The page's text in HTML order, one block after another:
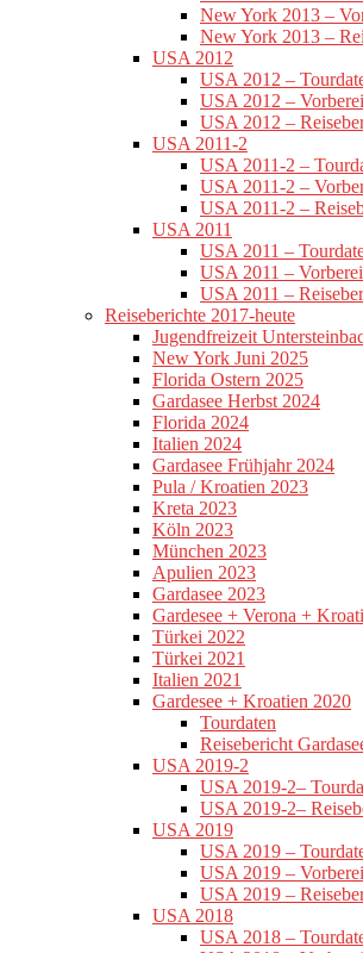
New York 2013 –
New York 2013 –
USA 2012
USA 2012 –
USA 2012 –
USA 2012 –
USA 2011-2
USA 2011-2 –
USA 2011-2 –
USA 2011-2 –
USA 2011
USA 2011 –
USA 2011 –
USA 2011 –
Reiseberichte 2017-heute
Jugendfreizeit
New York Juni 2025
Florida Ostern 2025
Gardasee Herbst 2024
Florida 2024
Italien 2024
Gardasee Frühjahr 2024
Pula / Kroatien 2023
Kreta 2023
Köln 2023
München 2023
Apulien 2023
Gardasee 2023
Gardesee + Verona +
Türkei 2022
Türkei 2021
Italien 2021
Gardesee + Kroatien 2020
Tourdaten
Reisebericht
USA 2019-2
USA 2019-2–
USA 2019-2–
USA 2019
USA 2019 –
USA 2019 –
USA 2019 –
USA 2018
USA 2018 –